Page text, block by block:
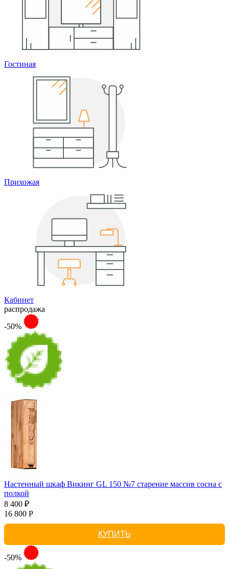
Гостиная
Прихожая
Кабинет
распродажа
-50%
Настенный шкаф Викинг GL 150 №7 старение массив сосна с
полкой
8 400 ₽
16 800 Р
КУПИТЬ
-50%